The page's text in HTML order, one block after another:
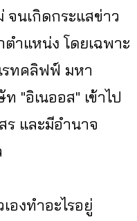
จนเกิดกระแสข่าว
ำแหน่ง โดยเฉพาะ
รทคลิฟฟ์ มหา
"อิเนออส" เข้าไป
ร และมีอำนาจ
องทำอะไรอยู่